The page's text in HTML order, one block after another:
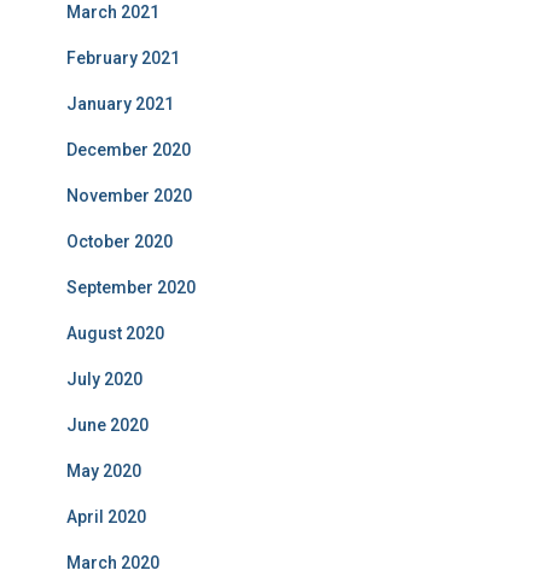
March 2021
February 2021
January 2021
December 2020
November 2020
October 2020
September 2020
August 2020
July 2020
June 2020
May 2020
April 2020
March 2020